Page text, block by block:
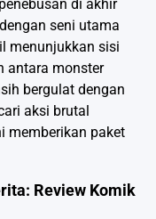
di akhir
seni utama
menunjukkan sisi
antara monster
bergulat dengan
aksi brutal
memberikan paket
Review Komik